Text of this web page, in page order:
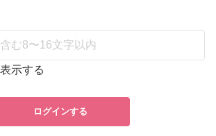
示する
ログインする